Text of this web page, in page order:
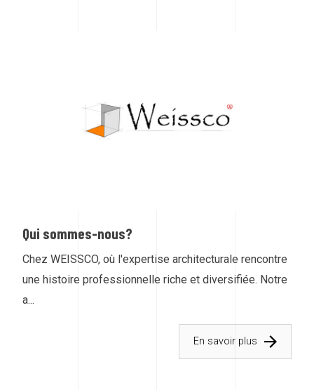
Qui sommes-nous?
Chez WEISSCO, où l'expertise architecturale rencontre
une histoire professionnelle riche et diversifiée. Notre
a...
En savoir plus